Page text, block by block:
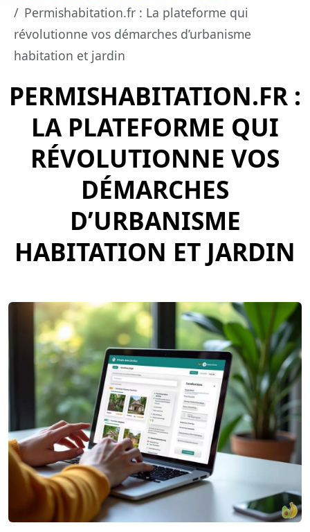
Permishabitation.fr : La plateforme qui
révolutionne vos démarches d’urbanisme
habitation et jardin
PERMISHABITATION.FR :
LA PLATEFORME QUI
RÉVOLUTIONNE VOS
DÉMARCHES
D’URBANISME
HABITATION ET JARDIN